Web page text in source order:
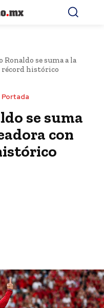
se suma a la
récord histórico
Portada
se suma
con